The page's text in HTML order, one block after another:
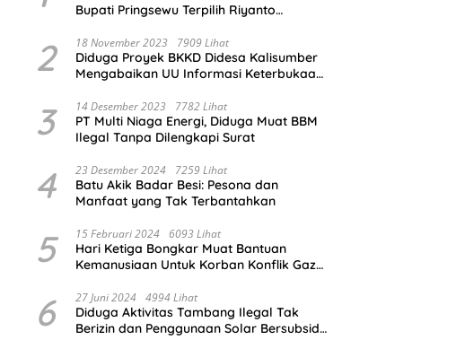
Bupati Pringsewu Terpilih Riyanto
Amanah
2 18 November 2023 7909 Lihat
Diduga Proyek BKKD Didesa Kalisumber
Mengabaikan UU Informasi Keterbukaan
3 14 Desember 2023 7782 Lihat
PT Multi Niaga Energi, Diduga Muat BBM
Ilegal Tanpa Dilengkapi Surat
4 23 Desember 2024 7259 Lihat
Batu Akik Badar Besi: Pesona dan
Manfaat yang Tak Terbantahkan
5 15 Februari 2024 6093 Lihat
Hari Ketiga Bongkar Muat Bantuan
Kemanusiaan Untuk Korban Konflik Gaza
6 27 Juni 2024 4994 Lihat
Diduga Aktivitas Tambang Ilegal Tak
Berizin dan Penggunaan Solar Bersubsidi